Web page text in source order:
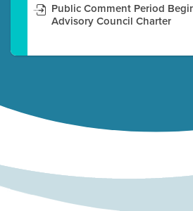
Public Comment Period
Advisory Council Charter